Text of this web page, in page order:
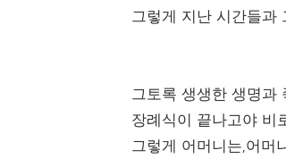
그렇게 지난 시간들과
그토록 생생한 생명과
장례식이 끝나고야 비
그렇게 어머니는,어머